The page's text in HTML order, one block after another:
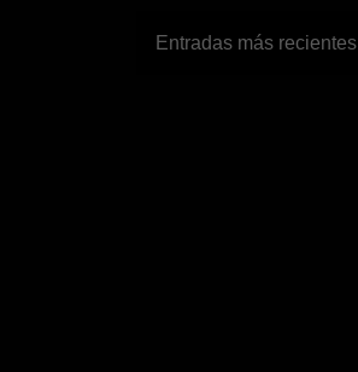
Entradas más recientes